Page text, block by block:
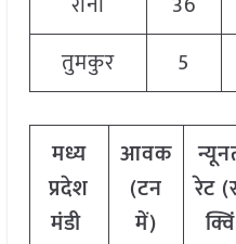
तुमकुर
5
मध्य
प्रदेश
मंडी
आवक
(टन
में)
रेट